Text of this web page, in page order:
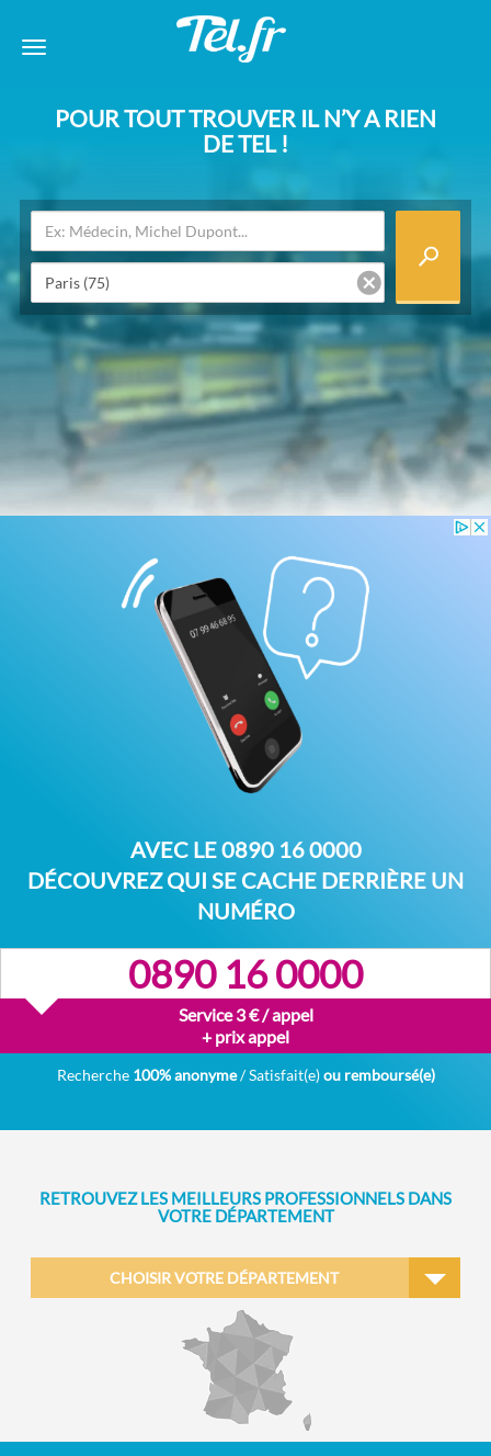
POUR TOUT TROUVER IL N’Y A RIEN
DE TEL !
AVEC LE0890 16 0000
DÉCOUVREZ QUI SE CACHE DERRIÈRE UN
NUMÉRO
0890 16 0000
Service 3 € / appel
+ prix appel
Recherche 100% anonyme/ Satisfait(e)ou remboursé(e)
RETROUVEZ LES MEILLEURS PROFESSIONNELS DANS
VOTRE DÉPARTEMENT
CHOISIR VOTRE DÉPARTEMENT